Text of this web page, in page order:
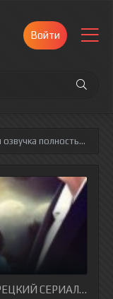
Войти
полностью смотреть онлайн!
СЕРИАЛ НА